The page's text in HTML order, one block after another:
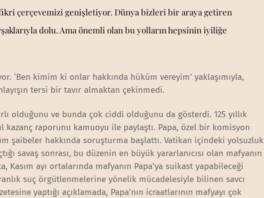
çerçevemizi genişletiyor. Dünya bizleri bir araya getiren
dolu. Ama önemli olan bu yolların hepsinin iyiliğe
‘Ben kimim ki onlar hakkında hüküm vereyim’ yaklaşımıyla,
tersi bir tavır almaktan çekinmedi.
olduğunu ve bunda çok ciddi olduğunu da gösterdi. 125 yıllık
kazanç raporunu kamuoyu ile paylaştı. Papa, özel bir komisyon
şaibeler hakkında soruşturma başlattı. Vatikan içindeki yolsuzluk
savaş sonrası, bu düzenin en büyük yararlanıcısı olan mafyanın
ayı ortalarında mafyanın Papa’ya suikast yapabileceği
suç örgütlenmelerine yönelik mücadelesiyle bilinen savcı
yaptığı açıklamada, Papa’nın icraatlarının mafyayı çok